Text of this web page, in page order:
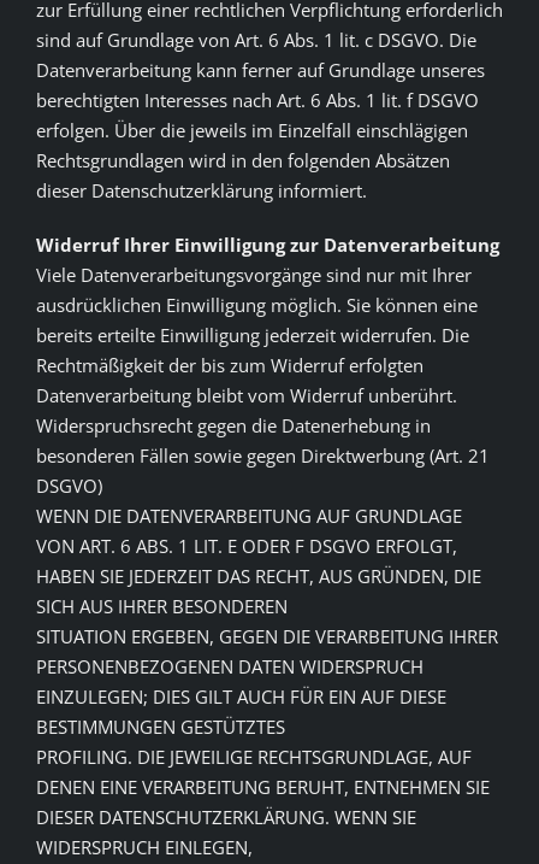
zur Erfüllung einer rechtlichen Verpflichtung erforderlich
sind auf Grundlage von Art. 6 Abs. 1 lit. c DSGVO. Die
Datenverarbeitung kann ferner auf Grundlage unseres
berechtigten Interesses nach Art. 6 Abs. 1 lit. f DSGVO
erfolgen. Über die jeweils im Einzelfall einschlägigen
Rechtsgrundlagen wird in den folgenden Absätzen
dieser Datenschutzerklärung informiert.
Widerruf Ihrer Einwilligung zur Datenverarbeitung
Viele Datenverarbeitungsvorgänge sind nur mit Ihrer
ausdrücklichen Einwilligung möglich. Sie können eine
bereits erteilte Einwilligung jederzeit widerrufen. Die
Rechtmäßigkeit der bis zum Widerruf erfolgten
Datenverarbeitung bleibt vom Widerruf unberührt.
Widerspruchsrecht gegen die Datenerhebung in
besonderen Fällen sowie gegen Direktwerbung (Art. 21
DSGVO)
WENN DIE DATENVERARBEITUNG AUF GRUNDLAGE
VON ART. 6 ABS. 1 LIT. E ODER F DSGVO ERFOLGT,
HABEN SIE JEDERZEIT DAS RECHT, AUS GRÜNDEN, DIE
SICH AUS IHRER BESONDEREN
SITUATION ERGEBEN, GEGEN DIE VERARBEITUNG IHRER
PERSONENBEZOGENEN DATEN WIDERSPRUCH
EINZULEGEN; DIES GILT AUCH FÜR EIN AUF DIESE
BESTIMMUNGEN GESTÜTZTES
PROFILING. DIE JEWEILIGE RECHTSGRUNDLAGE, AUF
DENEN EINE VERARBEITUNG BERUHT, ENTNEHMEN SIE
DIESER DATENSCHUTZERKLÄRUNG. WENN SIE
WIDERSPRUCH EINLEGEN,